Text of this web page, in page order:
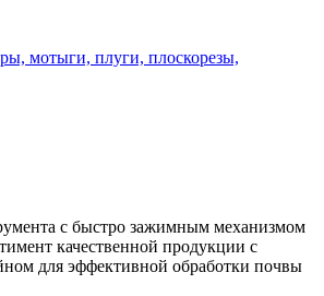
мотыги, плуги, плоскорезы,
с быстро зажимным механизмом
качественной продукции с
для эффективной обработки почвы